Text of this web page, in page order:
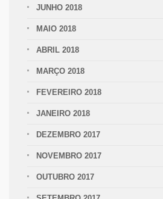
JUNHO 2018
MAIO 2018
ABRIL 2018
MARÇO 2018
FEVEREIRO 2018
JANEIRO 2018
DEZEMBRO 2017
NOVEMBRO 2017
OUTUBRO 2017